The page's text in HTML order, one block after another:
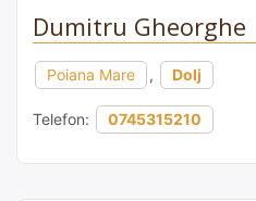
Dumitru Gheorghe
Poiana Mare , Dolj
Telefon: 0745315210